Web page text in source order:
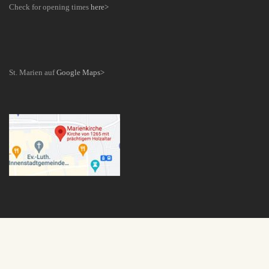
Check for opening times here>
St. Marien aufGoogle Maps>